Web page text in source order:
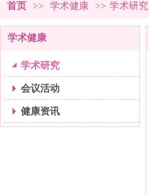
首页 >> 学术健康 >> 学术研究
学术健康
学术研究
会议活动
健康资讯